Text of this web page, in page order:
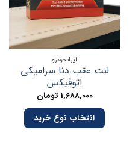
ایرانخودرو
لنت عقب دنا سرامیکی
اتوفیکس
1,688,000تومان
انتخاب نوع خرید